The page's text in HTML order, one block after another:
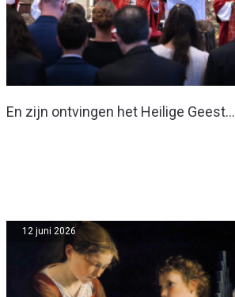
En zijn ontvingen het Heilige Geest…
12 juni 2026